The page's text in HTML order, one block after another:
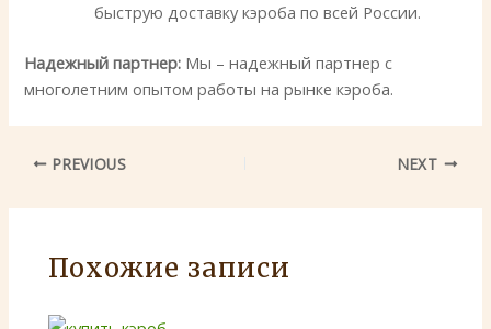
быструю доставку кэроба по всей России.
Надежный партнер: Мы – надежный партнер с
многолетним опытом работы на рынке кэроба.
PREVIOUS NEXT
Похожие записи